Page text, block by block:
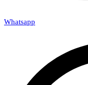
Whatsapp